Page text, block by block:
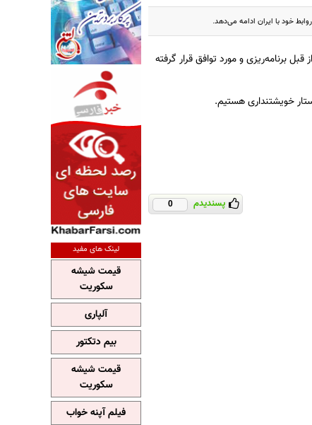
خود با ایران ادامه می‌دهد.
برنامه‌ریزی و مورد توافق قرار گرفته
خویشتنداری هستیم.
پسندیدم 0
لینک های مفید
قیمت شیشه
سکوریت
آلپاری
بیم دتکتور
قیمت شیشه
سکوریت
فیلم آپنه خواب